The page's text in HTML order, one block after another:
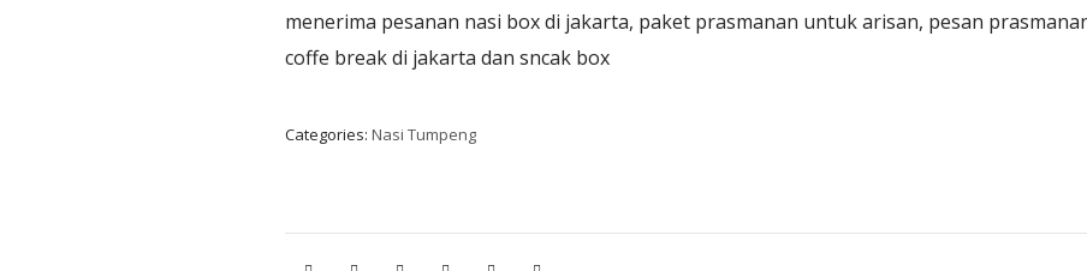
menerima pesanan nasi box di jakarta, paket prasmanan untuk arisan, pesan
coffe break di jakarta dan sncak box
Categories: Nasi Tumpeng